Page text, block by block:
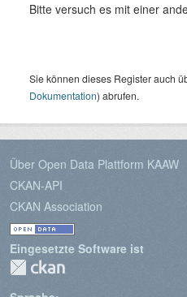
Bitte versuch es mit einer
Sie können dieses Register auch
Dokumentation) abrufen.
Über Open Data Plattform KAAW
CKAN-API
CKAN Association
Eingesetzte Software ist